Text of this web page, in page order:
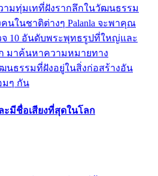
ามทุ่มเทที่ฝังรากลึกในวัฒนธรรม
ในชาติต่างๆ Palanla จะพาคุณ
จ 10 อันดับพระพุทธรูปที่ใหญ่และ
มาค้นหาความหมายทาง
นธรรมที่ฝังอยู่ในสิ่งก่อสร้างอัน
มๆ กัน
มีชื่อเสียงที่สุดในโลก